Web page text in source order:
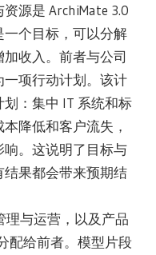
源是 ArchiMate 3.0
个目标，可以分解
收入。前者与公司
项行动计划。该计
：集中 IT 系统和标
降低和客户流失，
。这说明了目标与
果都会带来预期结
理与运营，以及产品
配给前者。模型片段